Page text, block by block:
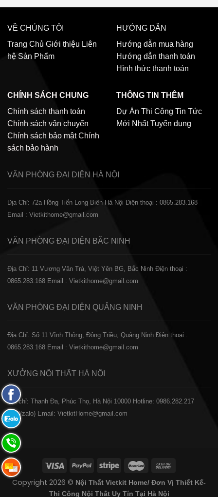
VỀ CHÚNG TÔI
Trang Chủ Giới thiệu Liên
hệ Sản Phẩm
HƯỚNG DẪN
Hướng dẫn mua hàng
Hướng dẫn thanh toán
Hình thức thanh toán
CHÍNH SÁCH CHUNG
Chính sách thanh toán
Chính sách vận chuyển
Chính sách bảo mật Chính
sách bảo hành
THÔNG TIN THÊM
Dự Án Thi Công Tin Tức
Mới Nhất Tuyển dụng
VĂN PHÒNG ĐẠI DIỆN HÀ NỘI
Địa Chỉ: 72a Hồng Tiến Long Biên Hà Nội Điện thoại : 0865.283.168
Email : Vietkithome@gmail.com
VĂN PHÒNG ĐẠI DIỆN BẮC NINH
Địa Chỉ: 11 Vương Văn Trà, Việt Yên BG, Bắc Ninh Điện thoại :
0865.283.168 Email : Vietkithome@gmail.com
VĂN PHÒNG ĐẠI DIỆN QUẢNG NINH
Địa Chỉ: Số 11 Vĩnh Thông, Đông Triều, Quảng Ninh Điện thoại :
0865.283.168 Email : Vietkithome@gmail.com
XƯỞNG NỘI THẤT HÀ NỘI
️Địa chỉ: Thanh Đa, Phúc Thọ, Hà Nội 10000 Hotline: 0986.282.217
(Call/zalo) Email: VietkitHome@gmail.com
Copyright 2026 © Nội Thất Vietkit Home/ Đơn Vị Thiết Kế-
Thi Công Nội Thất Uy Tín Tại Hà Nội
Fanpage
Facebook
Zalo:
0865.283.168
Hotline:
0865.283.168
Hotline:
0865.283.168